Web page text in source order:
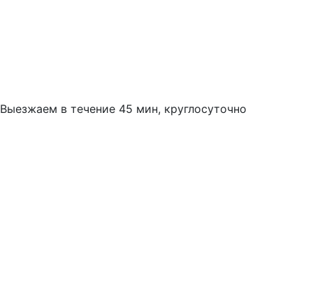
Выезжаем в течение 45 мин, круглосуточно